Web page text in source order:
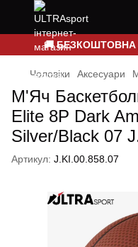
🚚 БЕЗКОШТОВНА
Чоловіки Аксесуари
М'Яч
Elite 8P Dark
Silver/Black 07
Артикул: J.KI.00.858.07